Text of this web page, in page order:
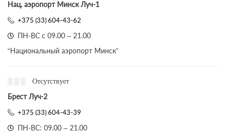
Нац. аэропорт Минск Луч-1
+375 (33) 604-43-62
ПН-ВС с 09.00 – 21.00
“Национальный аэропорт Минск”
Отсутствует
Брест Луч-2
+375 (33) 604-43-39
ПН-ВС: 09.00 – 21.00